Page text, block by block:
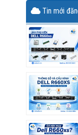
Tin mới